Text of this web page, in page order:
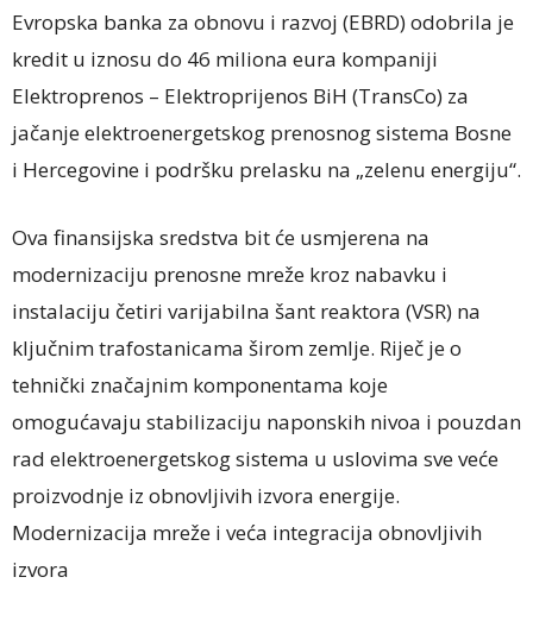
Evropska banka za obnovu i razvoj (EBRD) odobrila je
kredit u iznosu do 46 miliona eura kompaniji
Elektroprenos – Elektroprijenos BiH (TransCo) za
jačanje elektroenergetskog prenosnog sistema Bosne
i Hercegovine i podršku prelasku na „zelenu energiju“.
Ova finansijska sredstva bit će usmjerena na
modernizaciju prenosne mreže kroz nabavku i
instalaciju četiri varijabilna šant reaktora (VSR) na
ključnim trafostanicama širom zemlje. Riječ je o
tehnički značajnim komponentama koje
omogućavaju stabilizaciju naponskih nivoa i pouzdan
rad elektroenergetskog sistema u uslovima sve veće
proizvodnje iz obnovljivih izvora energije.
Modernizacija mreže i veća integracija obnovljivih
izvora